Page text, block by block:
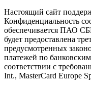
Настоящий сайт
Конфиденциальность
обеспечивается ПАО
будет предоставлена
предусмотренных
платежей по
соответствии с
Int., MasterCard Europe